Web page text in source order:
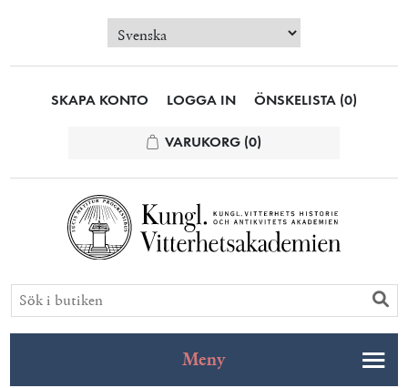
SKAPA KONTO LOGGA IN ÖNSKELISTA (0)
VARUKORG (0)
Meny